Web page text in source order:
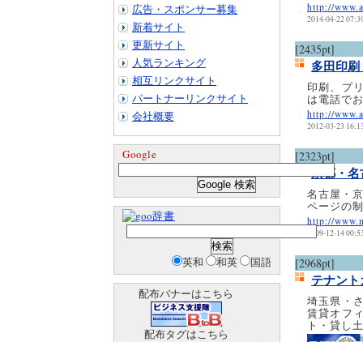
http://
2014-04-22
[2435pt]
多田印刷
印刷、プ
は電話で
http://
2012-03-23
[2323pt]
京都・
名古屋・
ページの
http://
2009-12-14
[2968pt]
テナン
埼玉県・
賃貸オフ
ト・貸し
広告・スポンサー募集
新着サイト
更新サイト
人気ランキング
相互リンクサイト
パートナーリンクサイト
会社概要
Google
辞書
英和 和英 国語
配布バナーはこちら
配布タグはこちら